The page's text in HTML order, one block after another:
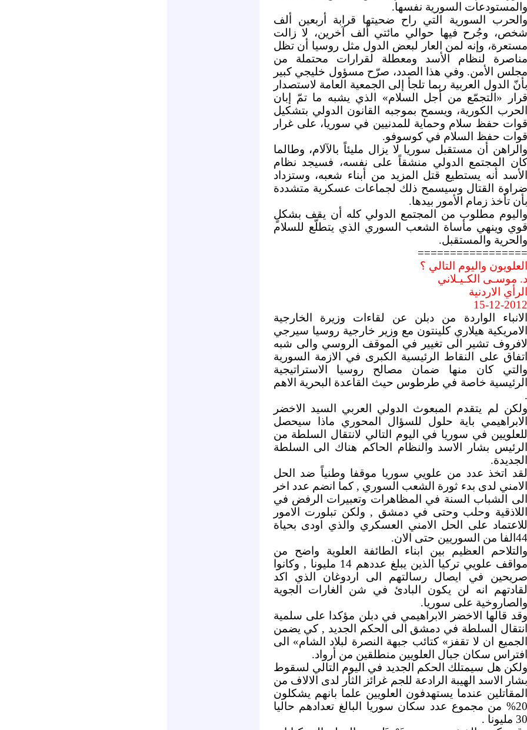
والمستودعات السورية نفسها.
والحرب السورية التي راح ضحيتها قرابة أربعين ألف
شخص، وجُرح فيها حوالي مائتي ألف آخرين، لا زالت
مستعرة، وإنه لمن العار لبعض الدول مثل روسيا أن تظل
مناصرة لنظام الأسد ومعطلة لقرارات محتملة من
مجلس الأمن. وفي هذا الصدد، صرّح مسؤول خليجي كبير
بأنّ الدول العربية ربما تلجأ إلى الجمعية العامة لاستصدار
قرار «التجمّع من أجل السلام» الذي يشبه ما تمّ إبان
الحرب الكورية، ويسمح بموجبه القانون الدولي بتشكيل
قوات حفظ سلام وحماية للمدنيين في سوريا، على غرار
قوات حفظ السلام في كوسوفو.
والراهن أن مستقبل سوريا لا يزال مليئاً بالآلام، وطالما
كان المجتمع الدولي منشقاً على نفسه، فسيجد نظام
الأسد أنه يستطيع قتل المزيد من أبناء شعبه، وستزداد
ضراوة القتال وسيسمح ذلك لجماعات عسكرية متشددة
بأن تأخذ زمام الأمور بيدها.
واليوم مطلوب من المجتمع الدولي كله أن يقف بشكلٍ
قوي وينهي مأساة الشعب السوري الذي يتطلّع للسلام
والحرية والمستقبل.
=================
العلويون واليوم التالي ؟
د. موسـى الكـيـلاني
الرأي الاردنية
15-12-2012
الانباء الواردة من دبلن عن لقاءات وزيرة الخارجية
الامريكية هيلاري كلينتون مع وزير خارجية روسيا سيرجي
لافروف تشير الى تغيير في الموقف الروسي والى شبه
اتفاق على النقاط الرئيسية الكبرى في الازمة السورية
والتي كان منها ضمان مصالح روسيا الاستراتيجية
الرئيسية خاصة في طرطوس حيث القاعدة البحرية الاهم
.
ولكن لم يتقدم المبعوث الدولي العربي السيد الاخضر
الابراهيمي باية حلول للسؤال المحوري ماذا سيحصل
للعلويين في سوريا في اليوم التالي لانتقال السلطة من
الرئيس بشار الاسد والنظام الحاكم هناك الى السلطة
الجديدة.
لقد اتخذ عدد من علويي سوريا موقفا وطنياً ضد الحل
الامني لدى بدء ثورة الشعب السوري , كما انضم عدد اخر
الى الشباب السنة في المظاهرات وتعبيرات الرفض في
اللاذقية وحلب وحتى في دمشق , ولكن تبلورت الامور
للاعتماد على الحل الامني العسكري والذي اودى بحياة
44الفا من السوريين حتى الان.
والتلاحم العظيم بين ابناء الطائفة العلوية واضح من
مواقف علويي تركيا الذين يبلغ عددهم 14 مليونا , وكانوا
صريحين في ايصال رسالتهم الى اردوغان الذي اكد
لقادتهم انه لن يكون البادئ في شن الغارات الجوية
والصاروخية على سوريا.
وقد قالها الاخضر الابراهيمي في دبلن مؤكدا على سلمية
انتقال السلطة في دمشق الى الحكم الجديد , كي يضمن
الجميع ان لا تقفز» كتائب جبهة النصرة لبلاد الشام» الى
افتراس سكان جبال العلويين منطلقين من أرواد.
ولكن هل سيمتلك الحكم الجديد في اليوم التالي لسقوط
بشار الاسد الهيبة الرادعة للجم غرائز الثأر لدى الالاف من
المقاتلين عندما يستهدفون العلويين علما بانهم يشكلون
20% من مجموع عدد سكان سوريا البالغ تعدادهم حاليا
30 مليونا .